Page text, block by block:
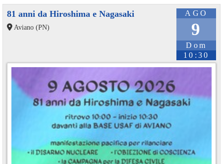
AGO
9
Dom
10:30
81 anni da Hiroshima e Nagasaki
Aviano (PN)